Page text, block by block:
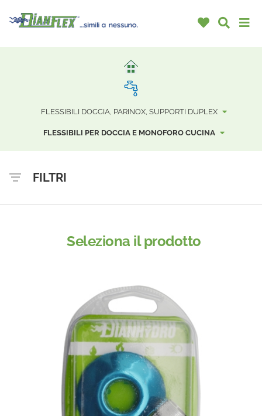
FLESSIBILI DOCCIA, PARINOX, SUPPORTI DUPLEX
FLESSIBILI PER DOCCIA E MONOFORO CUCINA
FILTRI
Seleziona il prodotto